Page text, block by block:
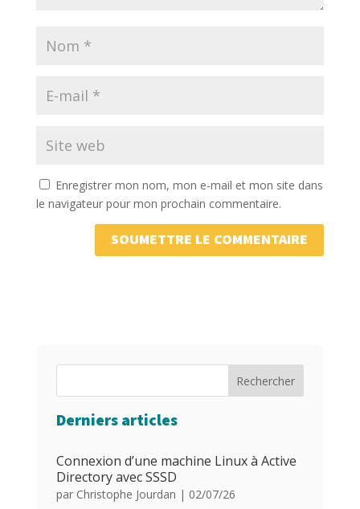
Enregistrer mon nom, mon e-mail et mon site dans
le navigateur pour mon prochain commentaire.
SOUMETTRE LE COMMENTAIRE
Rechercher
Derniers articles
Connexion d’une machine Linux à Active
Directory avec SSSD
par Christophe Jourdan | 02/07/26